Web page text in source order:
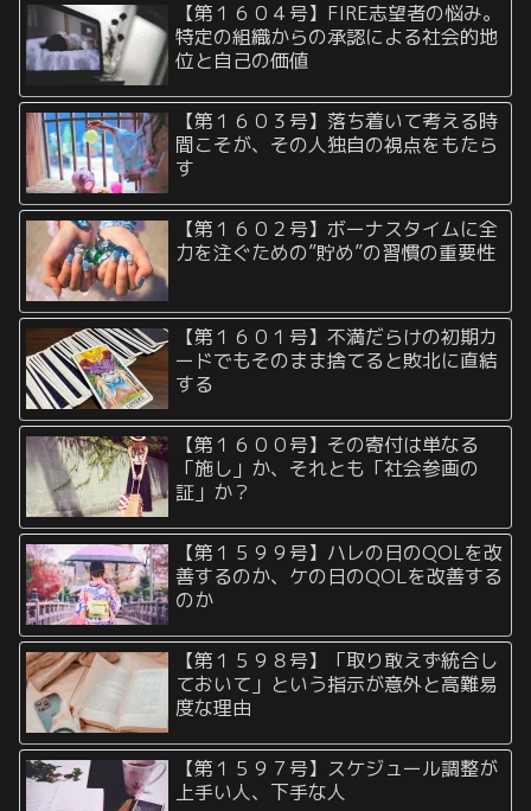
【第１６０４号】FIRE志望者の悩み。
特定の組織からの承認による社会的地
位と自己の価値
【第１６０３号】落ち着いて考える時
間こそが、その人独自の視点をもたら
す
【第１６０２号】ボーナスタイムに全
力を注ぐための”貯め”の習慣の重要性
【第１６０１号】不満だらけの初期カ
ードでもそのまま捨てると敗北に直結
する
【第１６００号】その寄付は単なる
「施し」か、それとも「社会参画の
証」か？
【第１５９９号】ハレの日のQOLを改
善するのか、ケの日のQOLを改善する
のか
【第１５９８号】「取り敢えず統合し
ておいて」という指示が意外と高難易
度な理由
【第１５９７号】スケジュール調整が
上手い人、下手な人